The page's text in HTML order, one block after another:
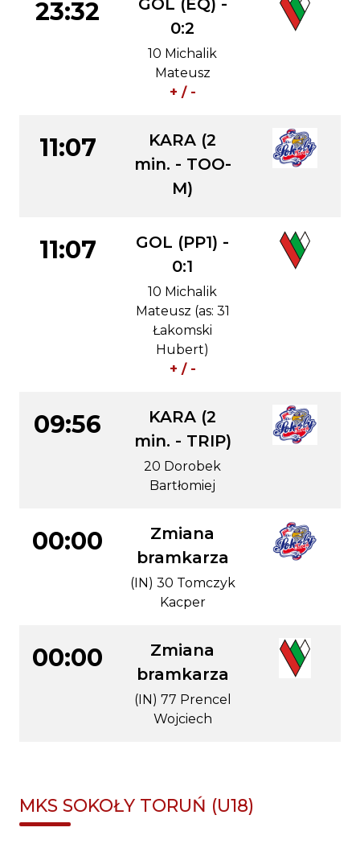
23:32
GOL (EQ) -
0:2
10 Michalik
Mateusz
+ / -
11:07
KARA (2
min. - TOO-
M)
11:07
GOL (PP1) -
0:1
10 Michalik
Mateusz (as: 31
Łakomski
Hubert)
+ / -
09:56
KARA (2
min. - TRIP)
20 Dorobek
Bartłomiej
00:00
Zmiana
bramkarza
(IN) 30 Tomczyk
Kacper
00:00
Zmiana
bramkarza
(IN) 77 Prencel
Wojciech
MKS SOKOŁY TORUŃ (U18)